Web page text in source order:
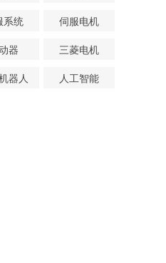
系统
伺服电机
器
三菱电机
器人 人工智能